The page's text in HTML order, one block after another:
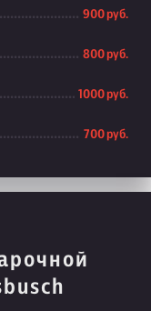
900 руб.
800 руб.
1000 руб.
700 руб.